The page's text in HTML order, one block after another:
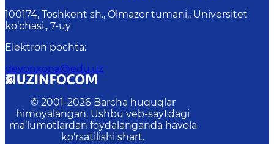
100174, Toshkent sh., Olmazor tumani., Universitet
ko‘chasi., 7-uy
Elektron pochta:
devonxona@edu.uz
© 2001-2026 Barcha huquqlar
himoyalangan. Ushbu veb-saytdagi
ma’lumotlardan foydalanganda havola
ko‘rsatilishi shart.